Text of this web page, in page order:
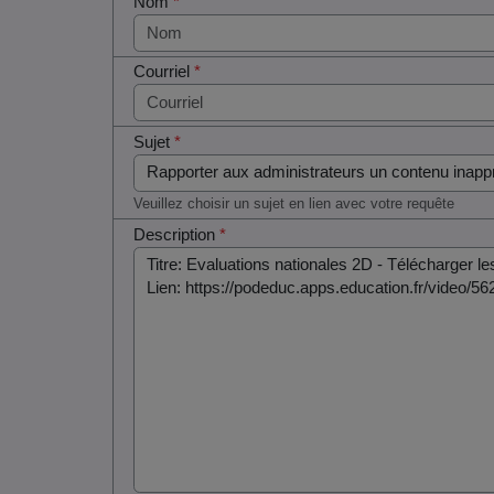
Courriel*
Sujet*
Veuillez choisir un sujet en lien avec votre requête
Description*